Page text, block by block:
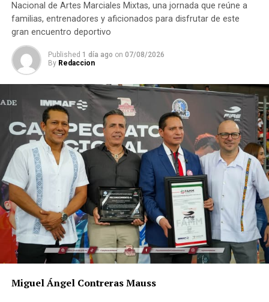
ANTES
Cae árbol sobre la carretera 20 de Noviembre – San
José de Tapia
Nacional de Artes Marciales Mixtas, una jornada que reúne a
familias, entrenadores y aficionados para disfrutar de este
gran encuentro deportivo
Published 1 día ago on 07/08/2026
By Redaccion
Miguel Ángel Contreras Mauss